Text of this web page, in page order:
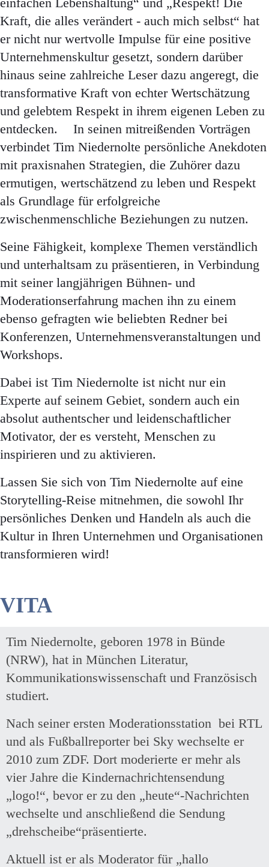
Kraft, die alles verändert - auch mich selbst“ hat
er nicht nur wertvolle Impulse für eine positive
Unternehmenskultur gesetzt, sondern darüber
hinaus seine zahlreiche Leser dazu angeregt, die
transformative Kraft von echter Wertschätzung
und gelebtem Respekt in ihrem eigenen Leben zu
entdecken. In seinen mitreißenden Vorträgen
verbindet Tim Niedernolte persönliche Anekdoten
mit praxisnahen Strategien, die Zuhörer dazu
ermutigen, wertschätzend zu leben und Respekt
als Grundlage für erfolgreiche
zwischenmenschliche Beziehungen zu nutzen.
Seine Fähigkeit, komplexe Themen verständlich
und unterhaltsam zu präsentieren, in Verbindung
mit seiner langjährigen Bühnen- und
Moderationserfahrung machen ihn zu einem
ebenso gefragten wie beliebten Redner bei
Konferenzen, Unternehmensveranstaltungen und
Workshops.
Dabei ist Tim Niedernolte ist nicht nur ein
Experte auf seinem Gebiet, sondern auch ein
absolut authentscher und leidenschaftlicher
Motivator, der es versteht, Menschen zu
inspirieren und zu aktivieren.
Lassen Sie sich von Tim Niedernolte auf eine
Storytelling-Reise mitnehmen, die sowohl Ihr
persönliches Denken und Handeln als auch die
Kultur in Ihren Unternehmen und Organisationen
transformieren wird!
VITA
Tim Niedernolte, geboren 1978 in Bünde
(NRW), hat in München Literatur,
Kommunikationswissenschaft und Französisch
studiert.
Nach seiner ersten Moderationsstation bei RTL
und als Fußballreporter bei Sky wechselte er
2010 zum ZDF. Dort moderierte er mehr als
vier Jahre die Kindernachrichtensendung
„logo!“, bevor er zu den „heute“-Nachrichten
wechselte und anschließend die Sendung
„drehscheibe“präsentierte.
Aktuell ist er als Moderator für „hallo